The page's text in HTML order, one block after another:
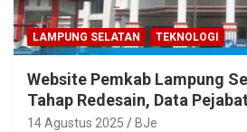
LAMPUNG SELATAN TEKNOLOGI
Website Pemkab Lampung
Tahap Redesain, Data
Mudah Diakses
14 Agustus 2025 BJe